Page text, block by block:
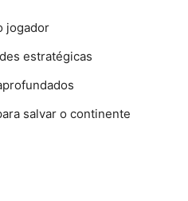
jogador
estratégicas
salvar o continente